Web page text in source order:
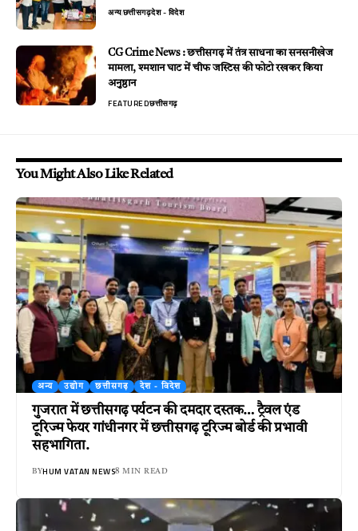
अन्यछत्तीसगढ़देश - विदेश
CG Crime News : छत्तीसगढ़ में तंत्र साधना का सनसनीखेज
मामला, श्मशान घाट में चीफ जस्टिस की फोटो रखकर किया
अनुष्ठान
FEATUREDछत्तीसगढ़
You Might Also Like Related
अन्य उद्योग छत्तीसगढ़ देश - विदेश
गुजरात में छत्तीसगढ़ पर्यटन की दमदार दस्तक… ट्रैवल एंड
टूरिज्म फेयर गांधीनगर में छत्तीसगढ़ टूरिज्म बोर्ड की प्रभावी
सहभागिता.
BYHUM VATAN NEWS8 MIN READ